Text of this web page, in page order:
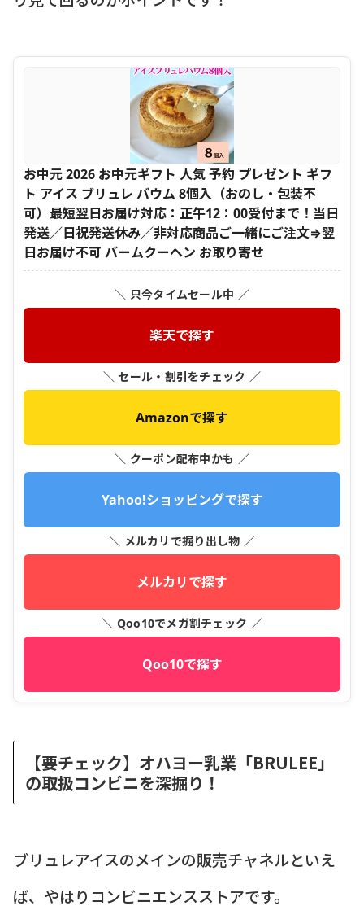
お中元 2026 お中元ギフト 人気 予約 プレゼント ギフ
ト アイス ブリュレ バウム 8個入（おのし・包装不
可）最短翌日お届け対応：正午12：00受付まで！当日
発送／日祝発送休み／非対応商品ご一緒にご注文⇒翌
日お届け不可 バームクーヘン お取り寄せ
＼ 只今タイムセール中 ／
楽天で探す
＼ セール・割引をチェック ／
Amazonで探す
＼ クーポン配布中かも ／
Yahoo!ショッピングで探す
＼ メルカリで掘り出し物 ／
メルカリで探す
＼ Qoo10でメガ割チェック ／
Qoo10で探す
【要チェック】オハヨー乳業「BRULEE」
の取扱コンビニを深掘り！
ブリュレアイスのメインの販売チャネルといえ
ば、やはりコンビニエンスストアです。